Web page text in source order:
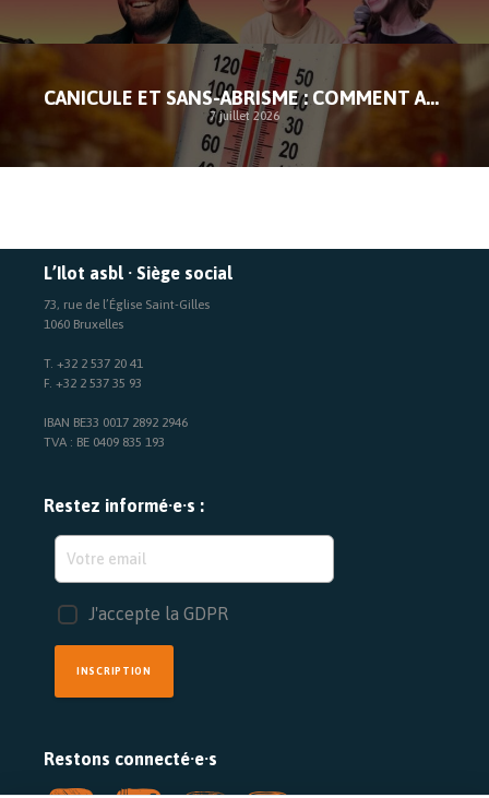
CANICULE ET SANS-ABRISME : COMMENT AGIR FACE À L’URGENCE
7 juillet 2026
L’Ilot asbl · Siège social
73, rue de l’Église Saint-Gilles
1060 Bruxelles
T. +32 2 537 20 41
F. +32 2 537 35 93
IBAN BE33 0017 2892 2946
TVA : BE 0409 835 193
Restez informé·e·s :
J'accepte la GDPR
INSCRIPTION
Restons connecté·e·s